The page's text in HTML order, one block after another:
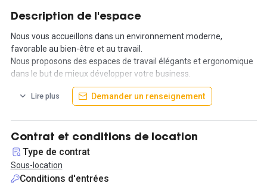
Description de l'espace
Nous vous accueillons dans un environnement moderne,
favorable au bien-être et au travail.
Nous proposons des espaces de travail élégants et ergonomique
dans le but de mieux développer votre business.
Situé à proximité des quartiers les plus prestigieux de la capital
dans le 17ème non loin des Champs Elysées, de l’Arc de Triomphe
Travailler dans des bonnes conditions est un critère important
pour le succès de votre business. Pour cela nous mettons à votre
disposition :
- Une Location bureau de 36,2 m² avec vue sur jardin à Avenue
des Ternes Paris 17e.
Lire plus Demander un renseignement
Contrat et conditions de location
Type de contrat
Sous-location
Conditions d'entrées